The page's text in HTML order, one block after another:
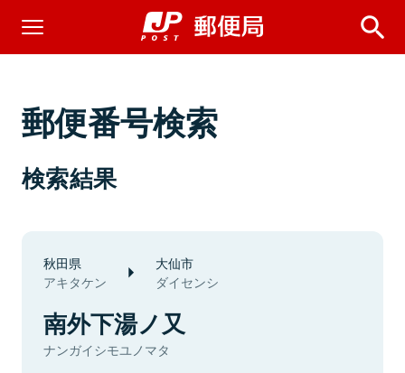
郵便番号検索
検索結果
秋田県
アキタケン
大仙市
ダイセンシ
南外下湯ノ又
ナンガイシモユノマタ